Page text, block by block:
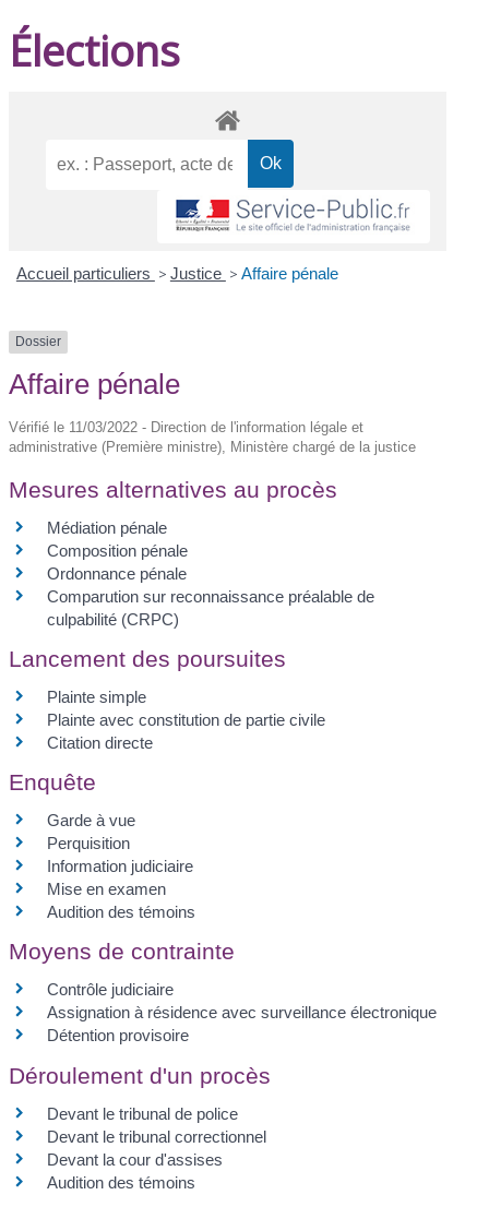
Élections
Accueil particuliers > Justice > Affaire pénale
Dossier
Affaire pénale
Vérifié le 11/03/2022 - Direction de l'information légale et
administrative (Première ministre), Ministère chargé de la justice
Mesures alternatives au procès
Médiation pénale
Composition pénale
Ordonnance pénale
Comparution sur reconnaissance préalable de
culpabilité (CRPC)
Lancement des poursuites
Plainte simple
Plainte avec constitution de partie civile
Citation directe
Enquête
Garde à vue
Perquisition
Information judiciaire
Mise en examen
Audition des témoins
Moyens de contrainte
Contrôle judiciaire
Assignation à résidence avec surveillance électronique
Détention provisoire
Déroulement d'un procès
Devant le tribunal de police
Devant le tribunal correctionnel
Devant la cour d'assises
Audition des témoins